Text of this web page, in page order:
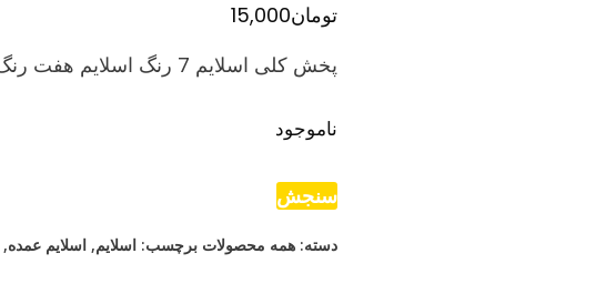
تومان15,000
پخش کلی اسلایم 7 رنگ اسلایم هفت رنگ مخصوص بازی خرید عمده
ناموجود
سنجش
دسته: همه محصولات برچسب: اسلایم, اسلایم عمده,